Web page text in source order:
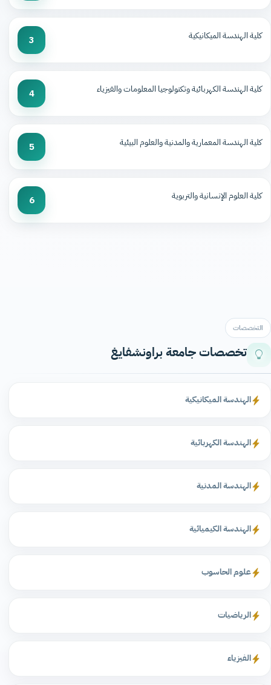
كلية الهندسة الميكانيكية 3
كلية الهندسة الكهربائية وتكنولوجيا المعلومات والفيزياء 4
كلية الهندسة المعمارية والمدنية والعلوم البيئية 5
كلية العلوم الإنسانية والتربوية 6
التخصصات
تخصصات جامعة براونشفايغ
الهندسة الميكانيكية
الهندسة الكهربائية
الهندسة المدنية
الهندسة الكيميائية
علوم الحاسوب
الرياضيات
الفيزياء